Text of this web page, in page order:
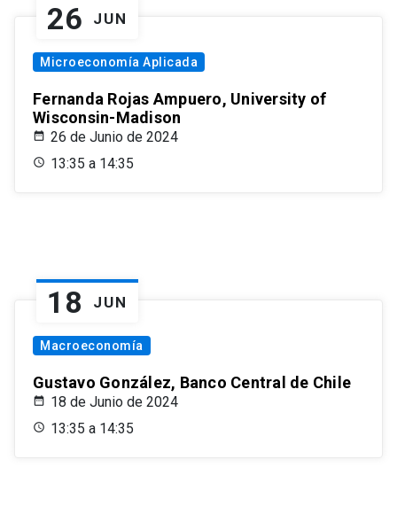
26 JUN
Microeconomía Aplicada
Fernanda Rojas Ampuero, University of
Wisconsin-Madison
26 de Junio de 2024
13:35 a 14:35
18 JUN
Macroeconomía
Gustavo González, Banco Central de Chile
18 de Junio de 2024
13:35 a 14:35